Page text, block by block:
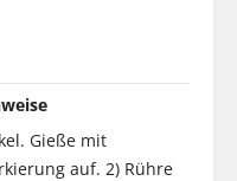
Gieße mit
auf. 2) Rühre